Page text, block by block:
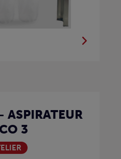
ASPIRATEUR
3